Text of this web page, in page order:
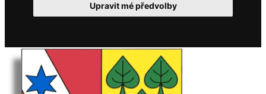
Upravit mé předvolby